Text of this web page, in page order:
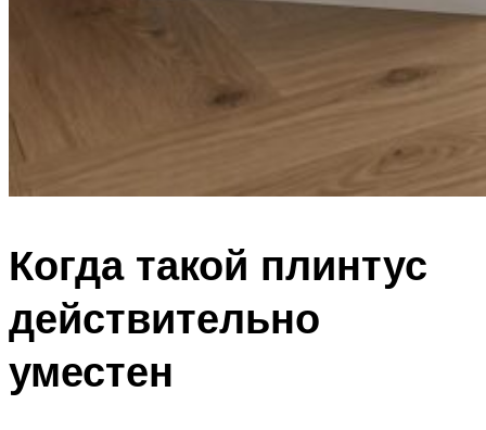
Когда такой плинтус
действительно
уместен